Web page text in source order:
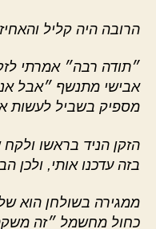
הרובה היה קליל
״תודה רבה״ אמרתי
אבישי מתנשף ״אבל
מספיק בשביל לעשות
הזקן הניד בראשו
בזה עדכנו אותי, ולכן
ממגירה בשולחן הוא
כחול מחשמל ״זה